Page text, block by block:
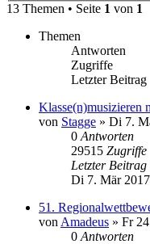
13 Themen • Seite 1 von 1
Themen
Antworten
Zugriffe
Letzter Beitrag
Klasse(n)musizieren
von Stagge » Di 7.
0 Antworten
29515 Zugriffe
Letzter Beitrag
Di 7. Mär
51.
von Amadeus » Fr
0 Antworten